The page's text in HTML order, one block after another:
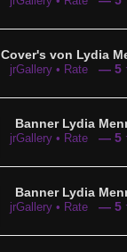
Cover's von Lydia
jrGallery • Rate — 5
Banner Lydia
jrGallery • Rate — 5
Banner Lydia
jrGallery • Rate — 5